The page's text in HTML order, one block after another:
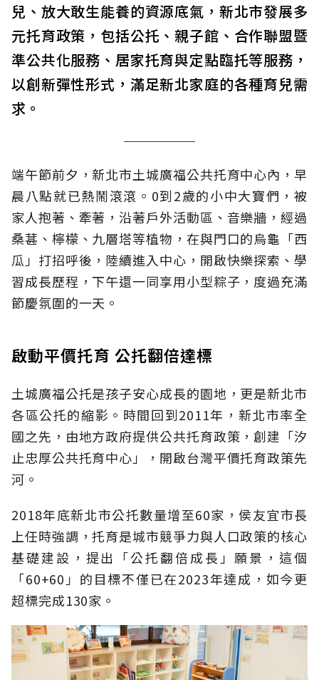
兒、放大敢生能養的資源底氣，新北市發展多
元托育政策，包括公托、親子館、合作聯盟暨
準公共化服務、居家托育與定點臨托等服務，
以創新彈性形式，滿足新北家庭的各種育兒需
求。
端午節前夕，新北市土城廣福公共托育中心內，早
晨八點就已熱鬧滾滾。0到2歲的小中大寶們，被
家人抱著、牽著，沿著戶外活動區、音樂牆，經過
桑葚、檸檬、九層塔等植物，在與門口的烏龜「西
瓜」打招呼後，陸續進入中心，開啟快樂探索、學
習成長歷程，下午還一同享用小型粽子，度過充滿
節慶氛圍的一天。
啟動平價托育 公托翻倍達標
土城廣福公托是孩子安心成長的園地，更是新北市
各區公托的縮影。時間回到2011年，新北市率全
國之先，由地方政府提供公共托育政策，創建「汐
止忠厚公共托育中心」，開啟台灣平價托育政策先
河。
2018年底新北市公托數量增至60家，侯友宜市長
上任時強調，托育是城市競爭力與人口政策的核心
基礎建設，提出「公托翻倍成長」願景，這個
「60+60」的目標不僅已在2023年達成，如今更
超標完成130家。